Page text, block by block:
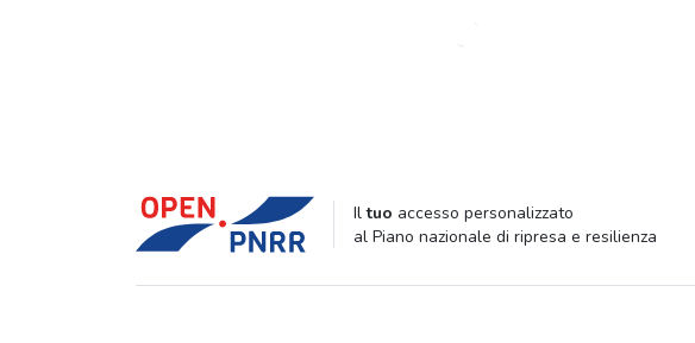
Iltuo accesso personalizzato
al Piano nazionale di ripresa e resilienza